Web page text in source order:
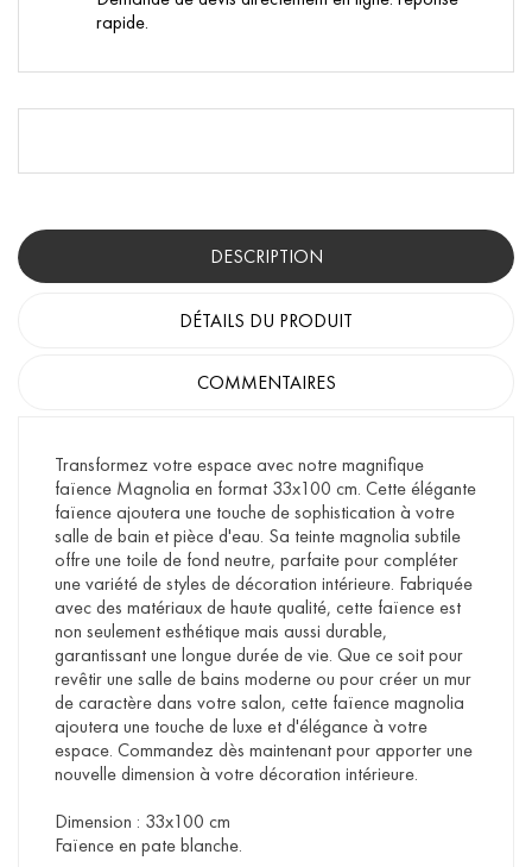
rapide.
DESCRIPTION
DÉTAILS DU PRODUIT
COMMENTAIRES
Transformez votre espace avec notre magnifique
faïence Magnolia en format 33x100 cm. Cette élégante
faïence ajoutera une touche de sophistication à votre
salle de bain et pièce d'eau. Sa teinte magnolia subtile
offre une toile de fond neutre, parfaite pour compléter
une variété de styles de décoration intérieure. Fabriquée
avec des matériaux de haute qualité, cette faïence est
non seulement esthétique mais aussi durable,
garantissant une longue durée de vie. Que ce soit pour
revêtir une salle de bains moderne ou pour créer un mur
de caractère dans votre salon, cette faïence magnolia
ajoutera une touche de luxe et d'élégance à votre
espace. Commandez dès maintenant pour apporter une
nouvelle dimension à votre décoration intérieure.
Dimension : 33x100 cm
Faïence en pate blanche.